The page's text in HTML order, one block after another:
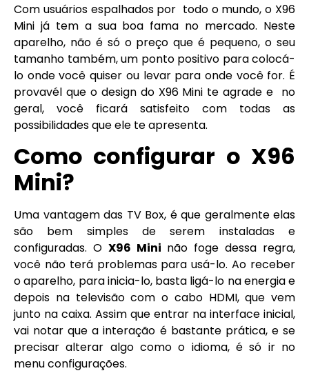
Com usuários espalhados por todo o mundo, o X96
Mini já tem a sua boa fama no mercado. Neste
aparelho, não é só o preço que é pequeno, o seu
tamanho também, um ponto positivo para colocá-
lo onde você quiser ou levar para onde você for. É
provavél que o design do X96 Mini te agrade e no
geral, você ficará satisfeito com todas as
possibilidades que ele te apresenta.
Como configurar o X96
Mini?
Uma vantagem das TV Box, é que geralmente elas
são bem simples de serem instaladas e
configuradas. O X96 Mini não foge dessa regra,
você não terá problemas para usá-lo. Ao receber
o aparelho, para inicia-lo, basta ligá-lo na energia e
depois na televisão com o cabo HDMI, que vem
junto na caixa. Assim que entrar na interface inicial,
vai notar que a interação é bastante prática, e se
precisar alterar algo como o idioma, é só ir no
menu configurações.